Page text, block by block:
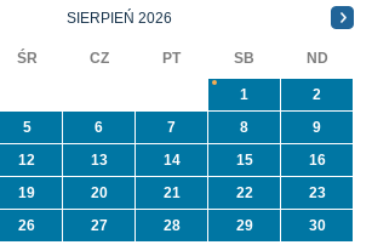
SIERPIEŃ 2026
ŚR CZ PT SB ND
1
2
5 6 7 8
9
12 13 14 15
16
19 20 21 22
23
26 27 28 29
30